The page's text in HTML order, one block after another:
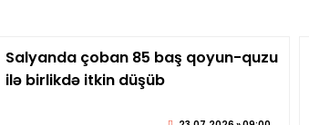
© sabirabadxeber.az
Salyanda çoban 85 baş qoyun-quzu
ilə birlikdə itkin düşüb